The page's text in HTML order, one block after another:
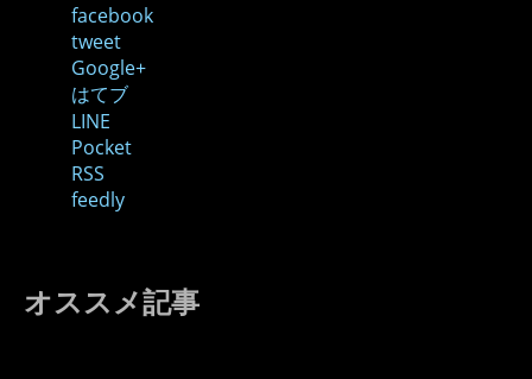
facebook
tweet
Google+
はてブ
LINE
Pocket
RSS
feedly
オススメ記事